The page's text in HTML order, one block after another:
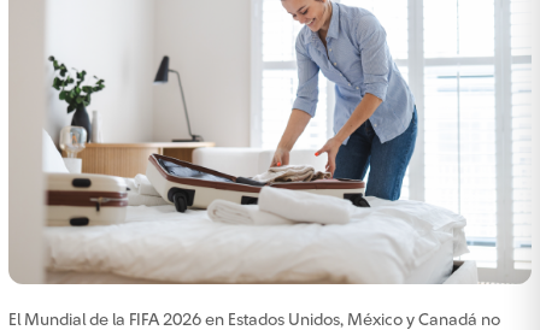
El Mundial de la FIFA 2026 en Estados Unidos, México y Canadá no